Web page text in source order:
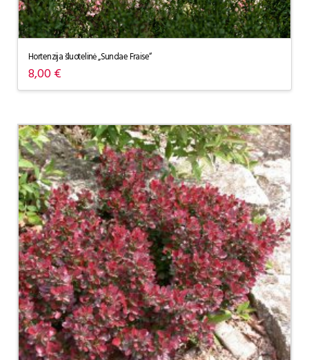
Hortenzija šluotelinė „Sundae Fraise“
8,00€